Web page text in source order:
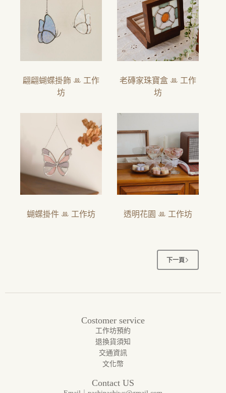
翩翩蝴蝶掛飾 ꔛ 工作
坊
老磚家珠寶盒 ꔛ 工作
坊
蝴蝶掛件 ꔛ 工作坊 透明花園 ꔛ 工作坊
下一頁
Costomer service
工作坊預約
退換貨須知
交通資訊
文化幣
Contact US